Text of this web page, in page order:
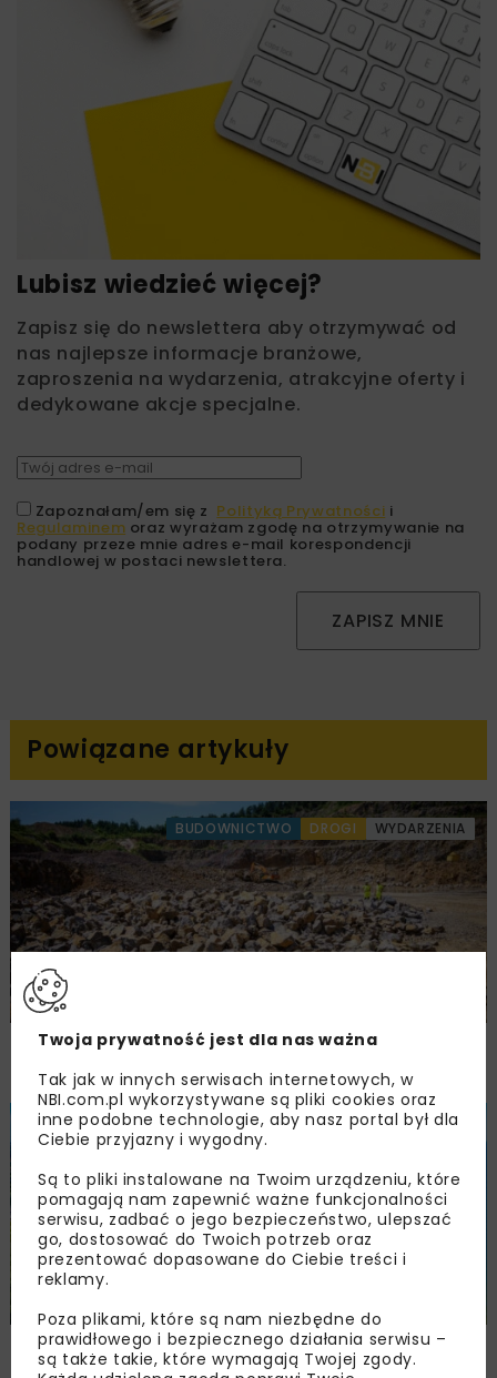
Lubisz wiedzieć więcej?
Zapisz się do newslettera aby otrzymywać od
nas najlepsze informacje branżowe,
zaproszenia na wydarzenia, atrakcyjne oferty i
dedykowane akcje specjalne.
Zapoznałam/em się z Polityką Prywatności i
Regulaminem oraz wyrażam zgodę na otrzymywanie na
podany przeze mnie adres e-mail korespondencji
handlowej w postaci newslettera.
ZAPISZ MNIE
Powiązane artykuły
BUDOWNICTWO DROGI WYDARZENIA
Trzuskawica wzmacnia pozycję na rynku
kruszyw poprzez połączenie z Tribag
BUDOWNICTWO WIADOMOŚCI WYDARZENIA
NIK: samowole budowlane w Pomorskiem
poza skutecznym nadzorem
Twoja prywatność jest dla nas ważna
Tak jak w innych serwisach internetowych, w
NBI.com.pl wykorzystywane są pliki cookies oraz
inne podobne technologie, aby nasz portal był dla
Ciebie przyjazny i wygodny.
Są to pliki instalowane na Twoim urządzeniu, które
pomagają nam zapewnić ważne funkcjonalności
serwisu, zadbać o jego bezpieczeństwo, ulepszać
go, dostosować do Twoich potrzeb oraz
prezentować dopasowane do Ciebie treści i
reklamy.
Poza plikami, które są nam niezbędne do
prawidłowego i bezpiecznego działania serwisu –
są także takie, które wymagają Twojej zgody.